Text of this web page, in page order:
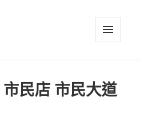
民店 市民大道